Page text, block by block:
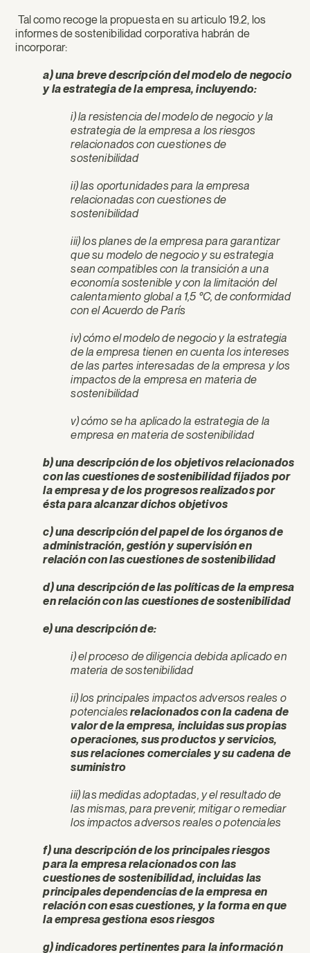
Tal como recoge la propuesta en su articulo 19.2, los
informes de sostenibilidad corporativa habrán de
incorporar:
a) una breve descripción del modelo de negocio
y la estrategia de la empresa, incluyendo:
i) la resistencia del modelo de negocio y la
estrategia de la empresa a los riesgos
relacionados con cuestiones de
sostenibilidad
ii) las oportunidades para la empresa
relacionadas con cuestiones de
sostenibilidad
iii) los planes de la empresa para garantizar
que su modelo de negocio y su estrategia
sean compatibles con la transición a una
economía sostenible y con la limitación del
calentamiento global a 1,5 °C, de conformidad
con el Acuerdo de París
iv) cómo el modelo de negocio y la estrategia
de la empresa tienen en cuenta los intereses
de las partes interesadas de la empresa y los
impactos de la empresa en materia de
sostenibilidad
v) cómo se ha aplicado la estrategia de la
empresa en materia de sostenibilidad
b) una descripción de los objetivos relacionados
con las cuestiones de sostenibilidad fijados por
la empresa y de los progresos realizados por
ésta para alcanzar dichos objetivos
c) una descripción del papel de los órganos de
administración, gestión y supervisión en
relación con las cuestiones de sostenibilidad
d) una descripción de las políticas de la empresa
en relación con las cuestiones de sostenibilidad
e) una descripción de:
i) el proceso de diligencia debida aplicado en
materia de sostenibilidad
ii) los principales impactos adversos reales o
potencialesrelacionados con la cadena de
valor de la empresa, incluidas sus propias
operaciones, sus productos y servicios,
sus relaciones comerciales y su cadena de
suministro
iii) las medidas adoptadas, y el resultado de
las mismas, para prevenir, mitigar o remediar
los impactos adversos reales o potenciales
f) una descripción de los principales riesgos
para la empresa relacionados con las
cuestiones de sostenibilidad, incluidas las
principales dependencias de la empresa en
relación con esas cuestiones, y la forma en que
la empresa gestiona esos riesgos
g) indicadores pertinentes para la información